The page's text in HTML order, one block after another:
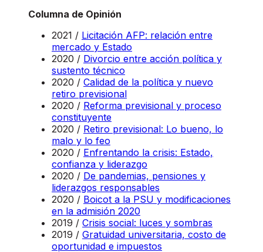
Columna de Opinión
2021 / Licitación AFP: relación entre
mercado y Estado
2020 / Divorcio entre acción política y
sustento técnico
2020 / Calidad de la política y nuevo
retiro previsional
2020 / Reforma previsional y proceso
constituyente
2020 / Retiro previsional: Lo bueno, lo
malo y lo feo
2020 / Enfrentando la crisis: Estado,
confianza y liderazgo
2020 / De pandemias, pensiones y
liderazgos responsables
2020 / Boicot a la PSU y modificaciones
en la admisión 2020
2019 / Crisis social: luces y sombras
2019 / Gratuidad universitaria, costo de
oportunidad e impuestos